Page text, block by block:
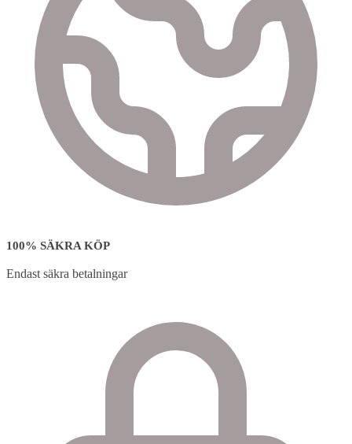
100% SÄKRA KÖP
Endast säkra betalningar